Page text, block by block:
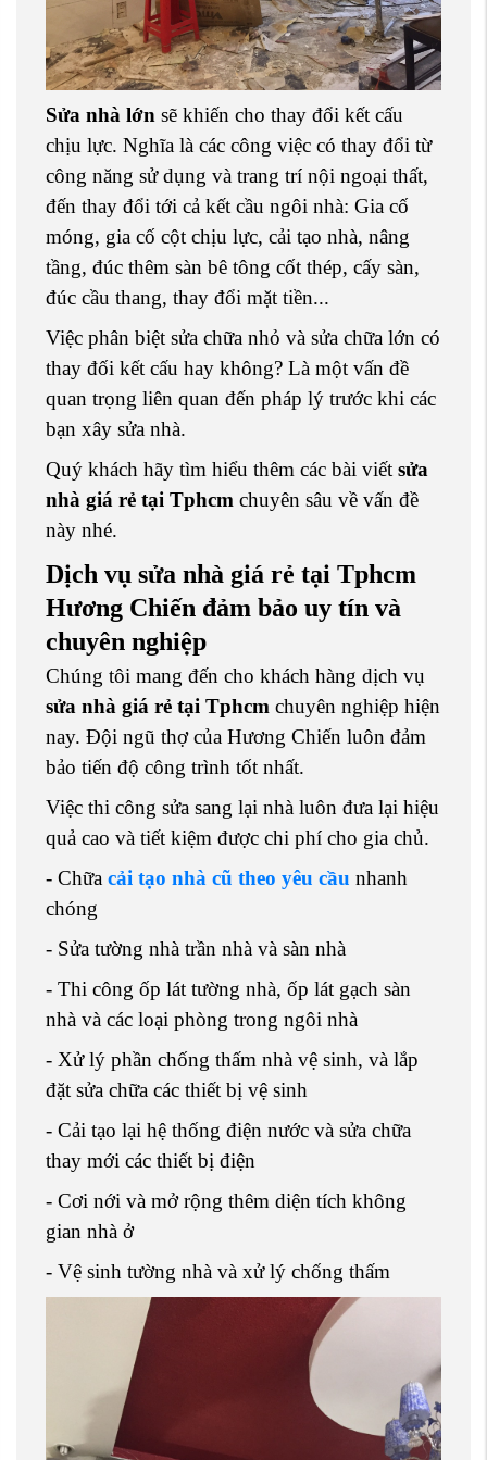
Sửa nhà lớn sẽ khiến cho thay đổi kết cấu
chịu lực. Nghĩa là các công việc có thay đổi từ
công năng sử dụng và trang trí nội ngoại thất,
đến thay đổi tới cả kết cầu ngôi nhà: Gia cố
móng, gia cố cột chịu lực, cải tạo nhà, nâng
tầng, đúc thêm sàn bê tông cốt thép, cấy sàn,
đúc cầu thang, thay đổi mặt tiền...
Việc phân biệt sửa chữa nhỏ và sửa chữa lớn có
thay đối kết cấu hay không? Là một vấn đề
quan trọng liên quan đến pháp lý trước khi các
bạn xây sửa nhà.
Quý khách hãy tìm hiểu thêm các bài viết sửa
nhà giá rẻ tại Tphcm chuyên sâu về vấn đề
này nhé.
Dịch vụ sửa nhà giá rẻ tại Tphcm
Hương Chiến đảm bảo uy tín và
chuyên nghiệp
Chúng tôi mang đến cho khách hàng dịch vụ
sửa nhà giá rẻ tại Tphcm chuyên nghiệp hiện
nay. Đội ngũ thợ của Hương Chiến luôn đảm
bảo tiến độ công trình tốt nhất.
Việc thi công sửa sang lại nhà luôn đưa lại hiệu
quả cao và tiết kiệm được chi phí cho gia chủ.
- Chữa cải tạo nhà cũ theo yêu cầu nhanh
chóng
- Sửa tường nhà trần nhà và sàn nhà
- Thi công ốp lát tường nhà, ốp lát gạch sàn
nhà và các loại phòng trong ngôi nhà
- Xử lý phần chống thấm nhà vệ sinh, và lắp
đặt sửa chữa các thiết bị vệ sinh
- Cải tạo lại hệ thống điện nước và sửa chữa
thay mới các thiết bị điện
- Cơi nới và mở rộng thêm diện tích không
gian nhà ở
- Vệ sinh tường nhà và xử lý chống thấm